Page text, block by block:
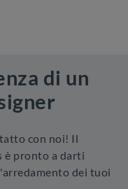
di un
con noi! Il
è pronto a darti
dei tuoi